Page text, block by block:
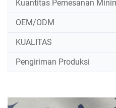
Kuantitas Pemesanan
OEM/ODM
KUALITAS
Pengiriman Produksi